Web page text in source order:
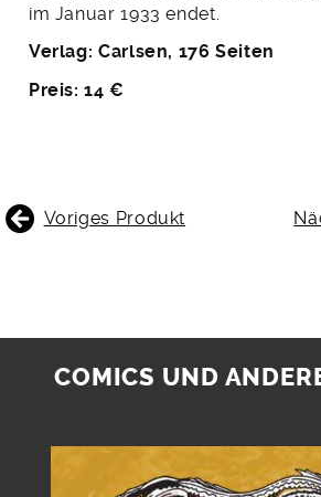
im Januar 1933 endet.
Verlag: Carlsen, 176 Seiten
Preis: 14 €
BEITRAGSNAVIGATION
Voriges Produkt
COMICS UND